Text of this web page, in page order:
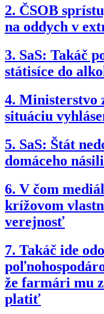
2. ČSOB
na oddych v
3. SaS: Takáč
státisíce do
4. Ministerstvo
situáciu
5. SaS: Štát
domáceho
6. V čom
krížovom
verejnosť
7. Takáč ide
že farmári mu
platiť